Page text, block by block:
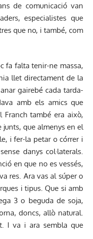
de comunicació van
especialistes que
que no, i també, com
fa falta tenir-ne massa,
llet directament de la
gairebé cada tarda-
amb els amics que
també era això,
junts, que almenys en el
i fer-la petar o córrer i
danys col·laterals.
en que no es vessés,
res. Ara vas al súper o
i tipus. Que si amb
3 o beguda de soja,
doncs, allò natural.
I va i ara sembla que